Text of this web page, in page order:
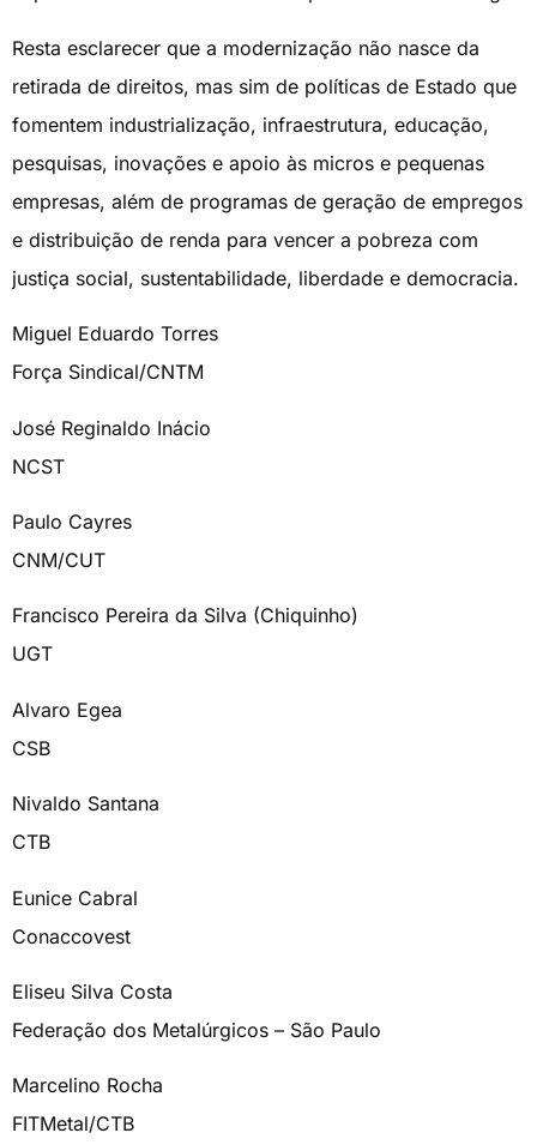
Resta esclarecer que a modernização não nasce da
retirada de direitos, mas sim de políticas de Estado que
fomentem industrialização, infraestrutura, educação,
pesquisas, inovações e apoio às micros e pequenas
empresas, além de programas de geração de empregos
e distribuição de renda para vencer a pobreza com
justiça social, sustentabilidade, liberdade e democracia.
Miguel Eduardo Torres
Força Sindical/CNTM
José Reginaldo Inácio
NCST
Paulo Cayres
CNM/CUT
Francisco Pereira da Silva (Chiquinho)
UGT
Alvaro Egea
CSB
Nivaldo Santana
CTB
Eunice Cabral
Conaccovest
Eliseu Silva Costa
Federação dos Metalúrgicos – São Paulo
Marcelino Rocha
FITMetal/CTB